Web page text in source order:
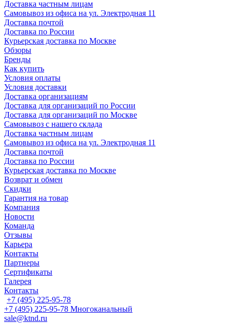
Доставка частным лицам
Самовывоз из офиса на ул. Электродная 11
Доставка почтой
Доставка по России
Курьерская доставка по Москве
Обзоры
Бренды
Как купить
Условия оплаты
Условия доставки
Доставка организациям
Доставка для организаций по России
Доставка для организаций по Москве
Самовывоз с нашего склада
Доставка частным лицам
Самовывоз из офиса на ул. Электродная 11
Доставка почтой
Доставка по России
Курьерская доставка по Москве
Возврат и обмен
Скидки
Гарантия на товар
Компания
Новости
Команда
Отзывы
Карьера
Контакты
Партнеры
Сертификаты
Галерея
Контакты
+7 (495) 225-95-78
+7 (495) 225-95-78 Многоканальный
sale@ktnd.ru